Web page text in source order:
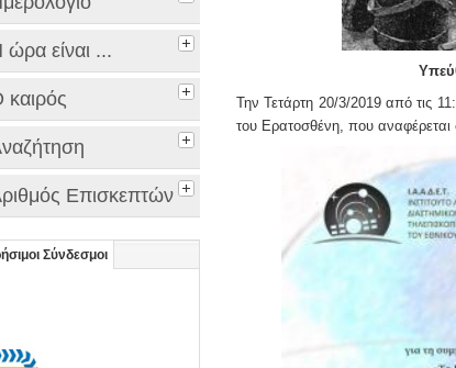
ώρα είναι ...
καιρός
Επισκεπτών
Σύνδεσμοι
Την Τετάρτη 20/3/2019 από τις
του Ερατοσθένη, που αναφέρεται